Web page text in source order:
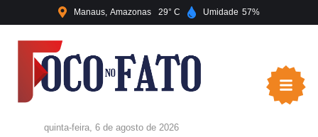
Manaus Amazonas 29 Umidade 57
quinta-feira, 6 de agosto de 2026